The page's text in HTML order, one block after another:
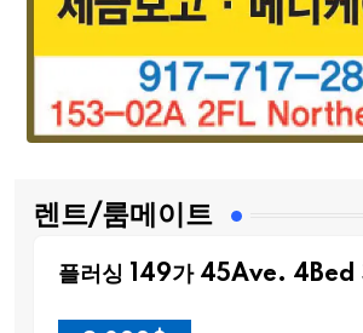
렌트/룸메이트
플러싱 149가 45Ave.